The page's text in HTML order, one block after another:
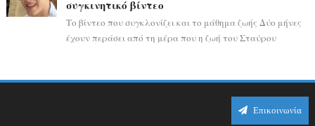
συγκινητικό βίντεο
Το βίντεο που συγκλονίζει και το μάθημα ζωής Δύο μήνες
έχουν περάσει από τη μέρα που η ζωή του Σταύρου
Επικοινωνία